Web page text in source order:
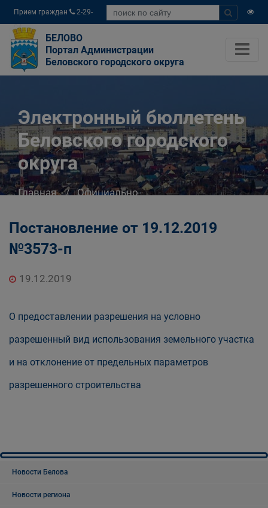
Прием граждан
2-29-
04
БЕЛОВО
Портал Администрации
Беловского городского округа
Электронный бюллетень
Беловского городского
округа
Главная
Официально
Постановление от 19.12.2019
№3573-п
19.12.2019
О предоставлении разрешения на условно
разрешенный вид использования земельного участка
и на отклонение от предельных параметров
разрешенного строительства
Новости Белова
Новости региона